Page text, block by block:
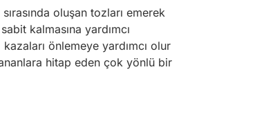
oluşan tozları emerek
kalmasına yardımcı
önlemeye yardımcı olur
hitap eden çok yönlü bir